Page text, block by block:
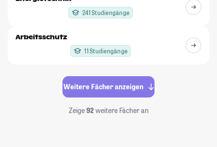
241 Studiengänge
Arbeitsschutz
11 Studiengänge
Weitere Fächer anzeigen
Zeige92weitere Fächer an